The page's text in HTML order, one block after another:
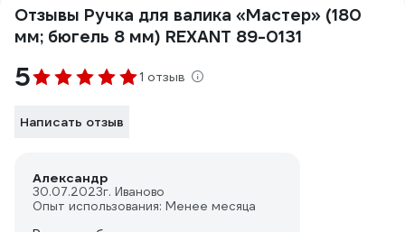
Отзывы Ручка для валика «Мастер» (180
мм; бюгель 8 мм) REXANT 89-0131
5 1 отзыв
Написать отзыв
Александр
30.07.2023г. Иваново
Опыт использования: Менее месяца